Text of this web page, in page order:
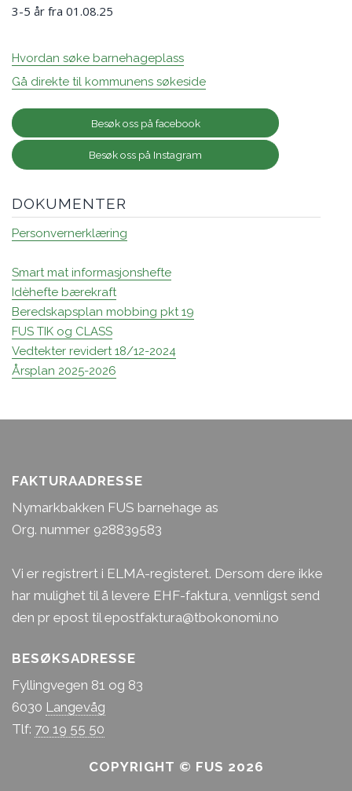
3-5 år fra 01.08.25
Hvordan søke barnehageplass
Gå direkte til kommunens søkeside
Besøk oss på facebook
Besøk oss på Instagram
DOKUMENTER
Personvernerklæring
Smart mat informasjonshefte
Idèhefte bærekraft
Beredskapsplan mobbing pkt 19
FUS TIK og CLASS
Vedtekter revidert 18/12-2024
Årsplan 2025-2026
FAKTURAADRESSE
Nymarkbakken FUS barnehage as
Org. nummer 928839583
Vi er registrert i ELMA-registeret. Dersom dere ikke
har mulighet til å levere EHF-faktura, vennligst send
den pr epost til epostfaktura@tbokonomi.no
BESØKSADRESSE
Fyllingvegen 81 og 83
6030 Langevåg
Tlf: 70 19 55 50
COPYRIGHT © FUS 2026